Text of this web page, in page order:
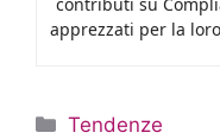
contributi su
apprezzati per la
Categorie
Tendenze